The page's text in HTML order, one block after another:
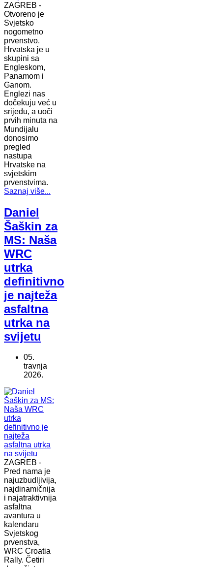
ZAGREB -
Otvoreno je
Svjetsko
nogometno
prvenstvo.
Hrvatska je u
skupini sa
Engleskom,
Panamom i
Ganom.
Englezi nas
dočekuju već u
srijedu, a uoči
prvih minuta na
Mundijalu
donosimo
pregled
nastupa
Hrvatske na
svjetskim
prvenstvima.
Saznaj više...
Daniel
Šaškin za
MS: Naša
WRC
utrka
definitivno
je najteža
asfaltna
utrka na
svijetu
05.
travnja
2026.
ZAGREB -
Pred nama je
najuzbudljivija,
najdinamičnija
i najatraktivnija
asfaltna
avantura u
kalendaru
Svjetskog
prvenstva,
WRC Croatia
Rally. Četiri